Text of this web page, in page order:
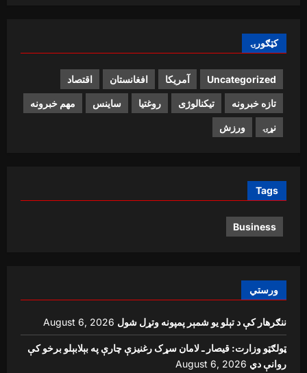
کټګورۍ
Uncategorized آمریکا افغانستان اقتصاد
تازه خبرونه تیکنالوژی روغتیا ساینس مهم خبرونه
نړۍ ورزش
Tags
Business
ورستي
ننګرهار کې د تېلو یو شمېر پمپونه وتړل شول August 6, 2026
ټولګټو وزارت: قیصار ـ لامان سړک رغنیزې چارې په بېلابېلو برخو کې
روانې دي August 6, 2026